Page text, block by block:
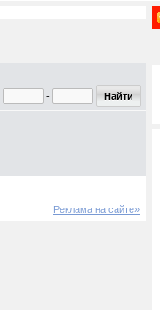
-
Реклама на сайте»